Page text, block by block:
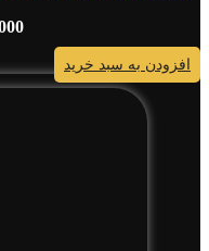
افزودن به سبد خرید